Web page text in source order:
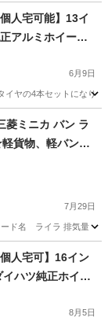
人宅可能】13イ
アルミホイール
アトレーワゴ
6月9日
ヨコハマタイヤ
ミニカ バン ラ
貨物、軽バン☆
7月29日
ド名 ライラ 排気量
人宅可】16イン
ハツ純正ホイー
ハイゼット、ミ
8月5日